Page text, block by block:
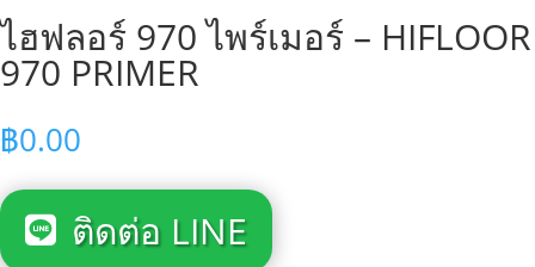
ไฮฟลอร์ 970 ไพร์เมอร์ – HIFLOOR
970 PRIMER
฿0.00
ติดต่อ LINE